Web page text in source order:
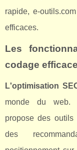
rapide, e-
efficaces.
Les
codage efficace
L'optimisation
monde du web.
propose des
des